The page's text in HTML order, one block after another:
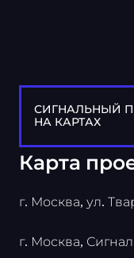
СИГНАЛЬНЫЙ
НА КАРТАХ
Карта
г. Москва, ул.
г. Москва,